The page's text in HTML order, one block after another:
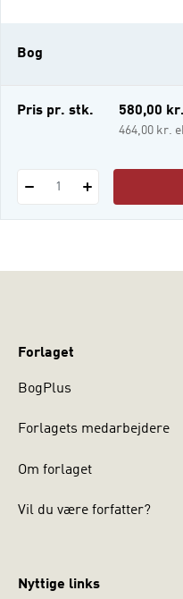
Bog
e-bog
Pris pr. stk. 580,00 kr.
464,00 kr.
1
Forlaget
BogPlus
Forlagets medarbejdere
Om forlaget
Vil du være forfatter?
Nyttige links